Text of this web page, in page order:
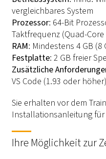
vergleichbares System
Prozessor: 64-Bit
Taktfrequenz (Quad-
RAM: Mindestens 4 GB
Festplatte: 2 GB freier
Zusätzliche
VS Code (1.93 oder höher)
Sie erhalten vor dem
Installationsanleitung
Ihre Möglichkeit zur